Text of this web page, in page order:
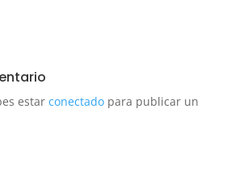
estar conectadopara publicar un